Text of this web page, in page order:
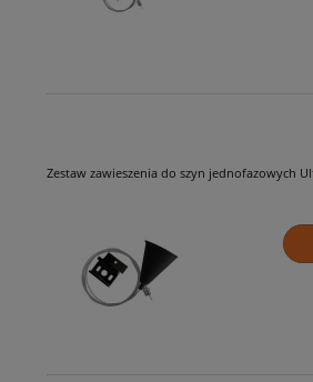
Zestaw zawieszenia do szyn jednofazowych